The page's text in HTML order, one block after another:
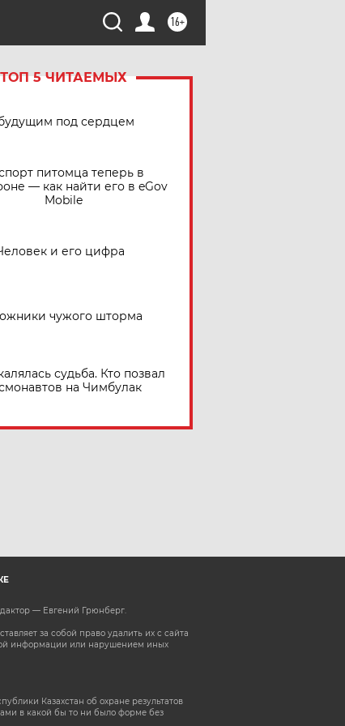
16+
ТОП 5 ЧИТАЕМЫХ
под сердцем
питомца теперь в
— как найти его в eGov
Mobile
и его цифра
чужого шторма
судьба. Кто позвал
на Чимбулак
— Евгений Грюнберг.
за собой право удалить их с сайта
информации или нарушением иных
Казахстан об охране результатов
в какой бы то ни было форме без